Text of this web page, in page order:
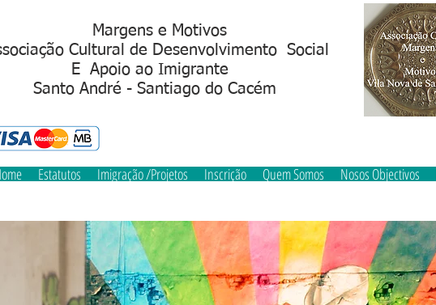
Margens e Motivos
Cultural de Desenvolvimento Social
ao Imigrante
Santo André - Santiago do Cacém
Estatutos Imigração /Projetos Inscrição Quem Somos Nosos Objectivos